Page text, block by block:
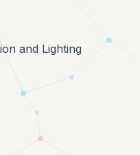
and Lighting